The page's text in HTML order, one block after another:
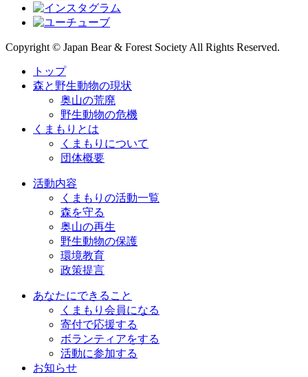
Copyright © Japan Bear & Forest Society All Rights Reserved.
トップ
森と野生動物の現状
奥山の荒廃
野生動物の危機
くまもりとは
くまもりについて
団体概要
活動内容
くまもりの活動一覧
森を守る
奥山の再生
野生動物の保護
環境教育
政策提言
あなたにできること
くまもり会員になる
寄付で応援する
ボランティアをする
活動に参加する
お知らせ